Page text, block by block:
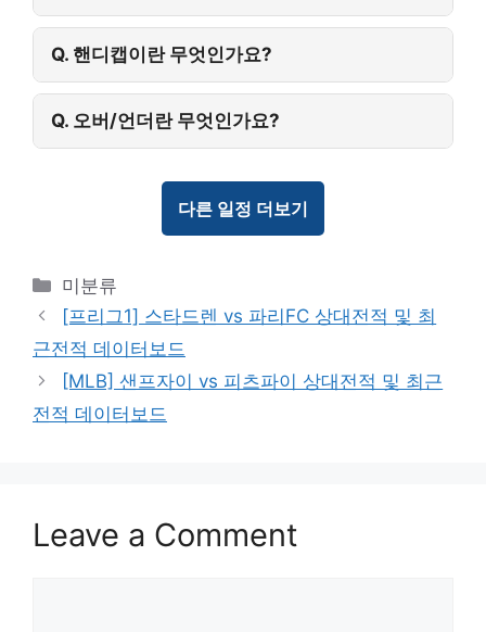
Q. 핸디캡이란 무엇인가요?
Q. 오버/언더란 무엇인가요?
다른 일정 더보기
Categories
미분류
[프리그1] 스타드렌 vs 파리FC 상대전적 및 최
근전적 데이터보드
[MLB] 샌프자이 vs 피츠파이 상대전적 및 최근
전적 데이터보드
Leave a Comment